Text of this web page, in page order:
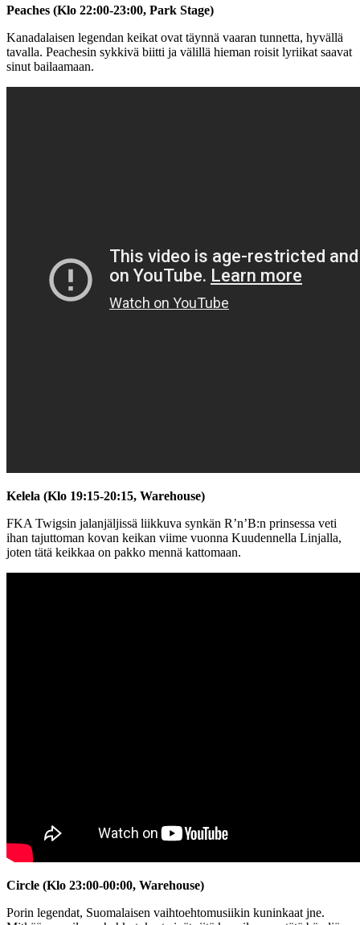
Peaches (Klo 22:00-23:00, Park Stage)
Kanadalaisen legendan keikat ovat täynnä vaaran tunnetta, hyvällä
tavalla. Peachesin sykkivä biitti ja välillä hieman roisit lyriikat saavat
sinut bailaamaan.
Kelela (Klo 19:15-20:15, Warehouse)
FKA Twigsin jalanjäljissä liikkuva synkän R’n’B:n prinsessa veti
ihan tajuttoman kovan keikan viime vuonna Kuudennella Linjalla,
joten tätä keikkaa on pakko mennä kattomaan.
Circle (Klo 23:00-00:00, Warehouse)
Porin legendat, Suomalaisen vaihtoehtomusiikin kuninkaat jne.